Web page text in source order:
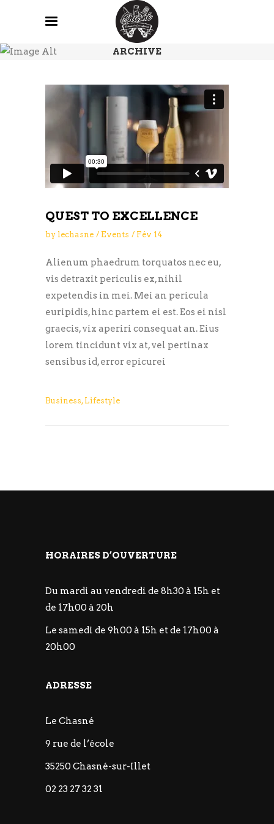
ARCHIVE
QUEST TO EXCELLENCE
by lechasne Events Fév 14
Alienum phaedrum torquatos nec eu,
vis detraxit periculis ex, nihil
expetendis in mei. Mei an pericula
euripidis, hinc partem ei est. Eos ei nisl
graecis, vix aperiri consequat an. Eius
lorem tincidunt vix at, vel pertinax
sensibus id, error epicurei
Business, Lifestyle
HORAIRES D’OUVERTURE
Du mardi au vendredi de 8h30 à 15h et
de 17h00 à 20h
Le samedi de 9h00 à 15h et de 17h00 à
20h00
ADRESSE
Le Chasné
9 rue de l’école
35250 Chasné-sur-Illet
02 23 27 32 31